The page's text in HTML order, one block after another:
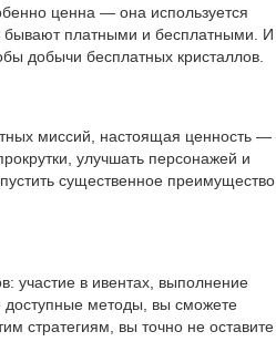
ценна — она используется
бывают платными и бесплатными. И
добычи бесплатных кристаллов.
миссий, настоящая ценность —
улучшать персонажей и
существенное преимущество
участие в ивентах, выполнение
доступные методы, вы сможете
стратегиям, вы точно не оставите